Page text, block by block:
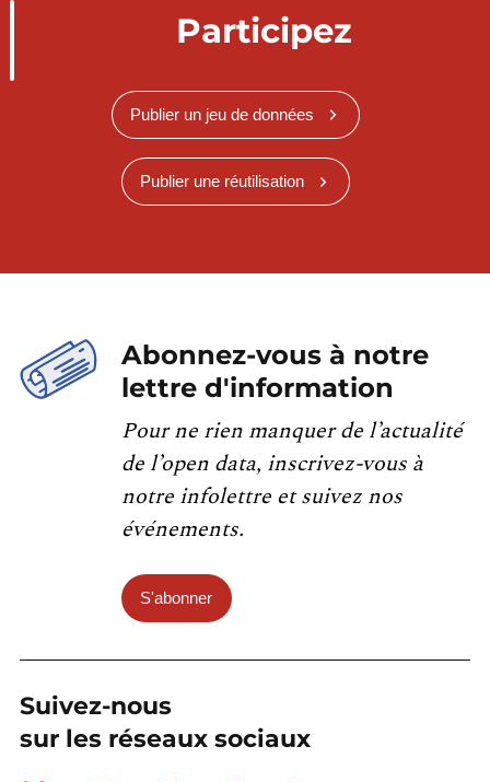
Participez
Publier un jeu de données
Publier une réutilisation
Abonnez-vous à notre
lettre d'information
Pour ne rien manquer de l’actualité
de l’open data, inscrivez-vous à
notre infolettre et suivez nos
événements.
S'abonner
Suivez-nous
sur les réseaux sociaux